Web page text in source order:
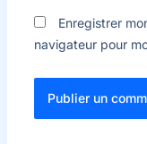
Enregistrer
navigateur pour